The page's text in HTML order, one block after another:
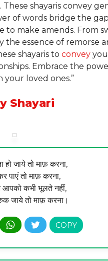
shayaris convey
of words bridge the
to make amends. From
essence of remorse
shayaris to convey
Embrace the
loved ones.”
Shayari
हो जाये तो माफ़ करना,
पाएं तो माफ़ करना,
आपको कभी भूलते नहीं,
जाये तो माफ़ करना।